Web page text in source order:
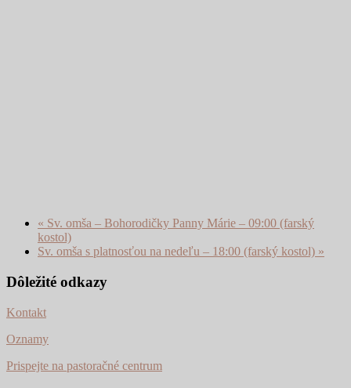
« Sv. omša – Bohorodičky Panny Márie – 09:00 (farský
kostol)
Sv. omša s platnosťou na nedeľu – 18:00 (farský kostol) »
Dôležité odkazy
Kontakt
Oznamy
Prispejte na pastoračné centrum